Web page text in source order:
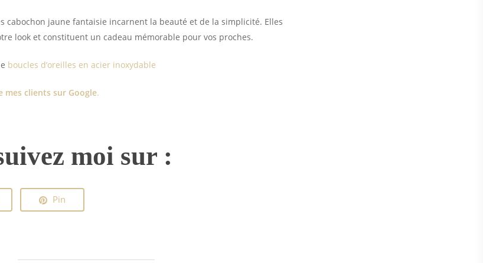
cabochon jaune fantaisie incarnent la beauté et de la simplicité. Elles
look et constituent un cadeau mémorable pour vos proches.
boucles d’oreilles en acier inoxydable
mes clients sur Google.
moi sur :
Pin